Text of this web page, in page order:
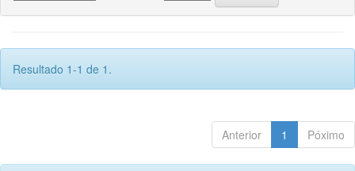
Resultado 1-1 de 1.
Anterior 1 Póximo